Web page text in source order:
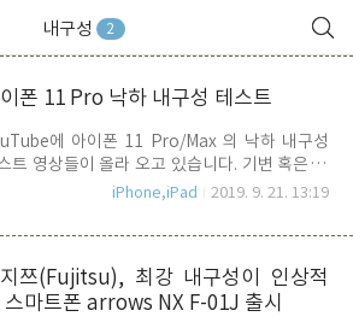
내구성 2
폰 11 Pro 낙하 내구성 테스트
에 아이폰 11 Pro/Max 의 낙하 내구성
트 영상들이 올라 오고 있습니다. 기변 혹은 신
구매를 염두해 두고 계시다면 한번쯤 봐줘야 합
만 유리는 유리일수 밖에 없죠. 상황에 따라 바
합니다. Apple Store 앞에서 하는 드롭 테스
인상적입니다. 와~우.
iPhone,iPad 2019. 9. 21. 13:19
쯔(Fujitsu), 최강 내구성이 인상적
스마트폰 arrows NX F-01J 출시